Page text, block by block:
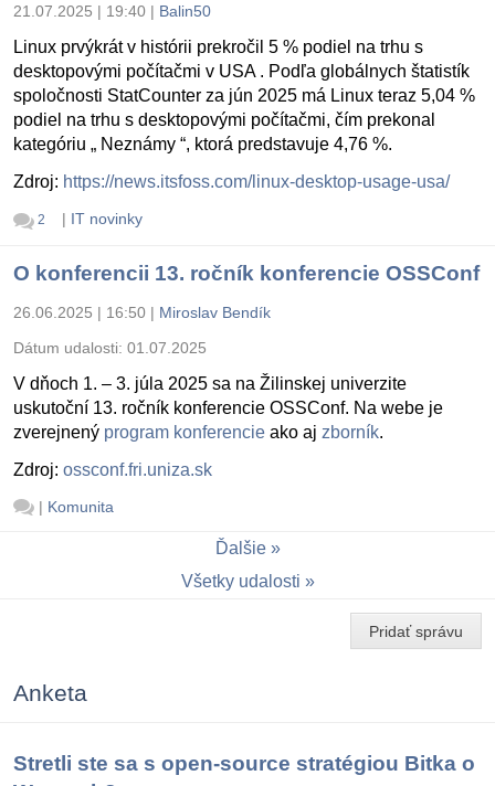
21.07.2025 | 19:40 | Balin50
Linux prvýkrát v histórii prekročil 5 % podiel na trhu s
desktopovými počítačmi v USA . Podľa globálnych štatistík
spoločnosti StatCounter za jún 2025 má Linux teraz 5,04 %
podiel na trhu s desktopovými počítačmi, čím prekonal
kategóriu „ Neznámy “, ktorá predstavuje 4,76 %.
Zdroj: https://news.itsfoss.com/linux-desktop-usage-usa/
2 | IT novinky
O konferencii 13. ročník konferencie OSSConf
26.06.2025 | 16:50 | Miroslav Bendík
Dátum udalosti: 01.07.2025
V dňoch 1. – 3. júla 2025 sa na Žilinskej univerzite
uskutoční 13. ročník konferencie OSSConf. Na webe je
zverejnený program konferencie ako aj zborník.
Zdroj: ossconf.fri.uniza.sk
| Komunita
Ďalšie
Všetky udalosti
Pridať správu
Anketa
Stretli ste sa s open-source stratégiou Bitka o